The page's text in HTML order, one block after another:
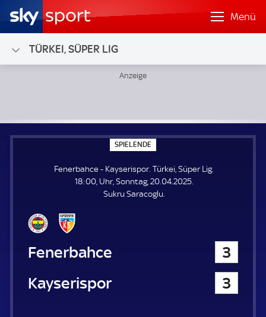
Menü
TÜRKEI, SÜPER LIG
SPIELENDE
P
E
L
E
N
Fenerbahce - Kayserispor. Türkei, Süper Lig.
18:00, Uhr, Sonntag, 20.04.2025.
Sukru Saracoglu.
Fenerbahce
3
Kayserispor
3